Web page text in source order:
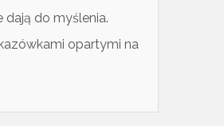
dają do myślenia.
opartymi na